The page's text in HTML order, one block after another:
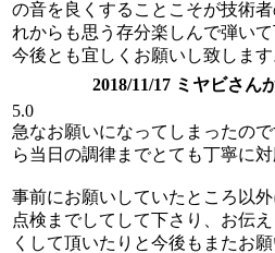
の音を良くすることこそが技術
れからも思う存分楽しんで弾いて
今後とも宜しくお願いし致します
2018/11/17 ミヤビさん
5.0
急なお願いになってしまったの
ら当日の調律までとても丁寧に対
事前にお願いしていたところ以
点検までしてして下さり、お伝
くして頂いたりと今後もまたお